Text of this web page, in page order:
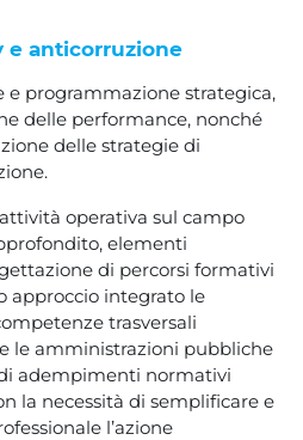
e anticorruzione
e programmazione strategica,
delle performance, nonché
delle strategie di
operativa sul campo
elementi
di percorsi formativi
approccio integrato le
trasversali
le amministrazioni pubbliche
adempimenti normativi
la necessità di semplificare e
l’azione